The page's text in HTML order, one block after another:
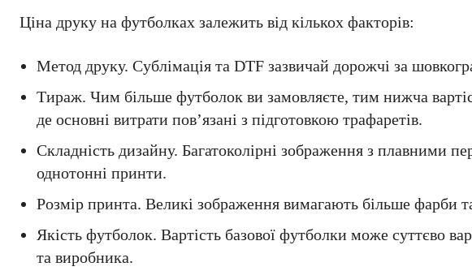
Ціна друку на футболках залежить від кількох факторів:
Метод друку. Сублімація та DTF зазвичай дорожчі за
Тираж. Чим більше футболок ви замовляєте, тим нижча
де основні витрати пов’язані з підготовкою трафаретів.
Складність дизайну. Багатоколірні зображення з плавними
однотонні принти.
Розмір принта. Великі зображення вимагають більше фарби
Якість футболок. Вартість базової футболки може суттєво
та виробника.